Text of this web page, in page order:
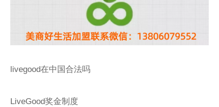
livegood在中国合法吗
LiveGood奖金制度